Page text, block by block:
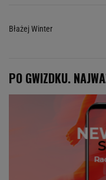
Błażej Winter